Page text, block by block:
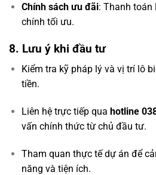
Chính sách ưu đãi: Thanh toán
chính tối ưu.
8. Lưu ý khi đầu tư
Kiểm tra kỹ pháp lý và vị trí lô
tiền.
Liên hệ trực tiếp qua hotline
vấn chính thức từ chủ đầu tư.
Tham quan thực tế dự án để
năng và tiện ích.